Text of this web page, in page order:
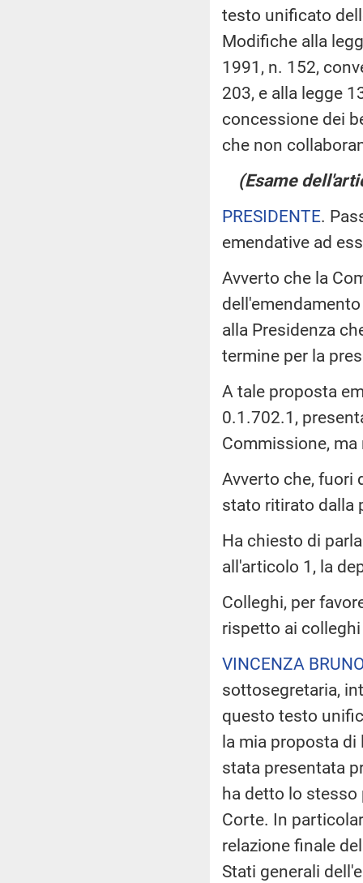
testo unificato
Modifiche alla
1991, n. 152,
203, e alla legge
concessione dei
che non
(Esame
PRESIDENTE.
emendative ad
Avverto che la
alla Presidenza
termine per la
A tale proposta
0.1.702.1,
Commissione,
Avverto che, fuori
stato ritirato dalla
Ha chiesto di
all'articolo 1, la
Colleghi, per
rispetto ai
VINCENZA
sottosegretaria,
questo testo
la mia proposta
stata presentata
ha detto lo stesso
Corte. In
relazione finale
Stati generali